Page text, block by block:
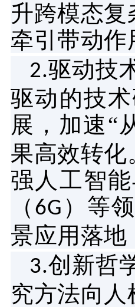
升跨模态
牵引带动作
2.驱动技
驱动的技
展，加速“
果高效转化
强人工智
（ 6G ）等
景应用落地
3.创新哲
究方法向